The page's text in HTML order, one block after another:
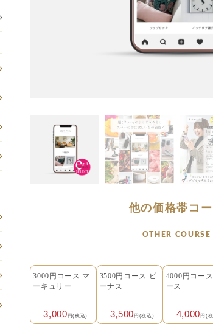
他の価格帯コ
OTHER COURSE
3000円コース マ
ーキュリー
3,000円(税込)
3500円コース ビ
ーナス
3,500円(税込)
4000円コー
ース
4,000円(